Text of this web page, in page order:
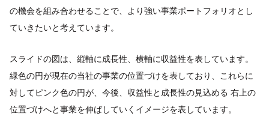
の機会を組み合わせることで、より強い事業ポートフォリオとし
ていきたいと考えています。
スライドの図は、縦軸に成長性、横軸に収益性を表しています。
緑色の円が現在の当社の事業の位置づけを表しており、これらに
対してピンク色の円が、今後、収益性と成長性の見込める 右上の
位置づけへと事業を伸ばしていくイメージを表しています。